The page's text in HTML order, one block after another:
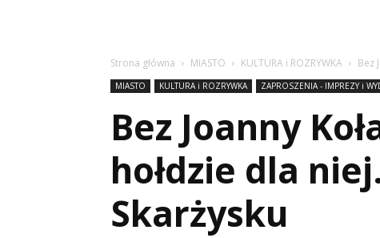
Strona główna MIASTO KULTURA i ROZRYWKA Bez
MIASTO KULTURA i ROZRYWKA ZAPROSZENIA - IMPREZY i
Bez Joanny
hołdzie dla
Skarżysku